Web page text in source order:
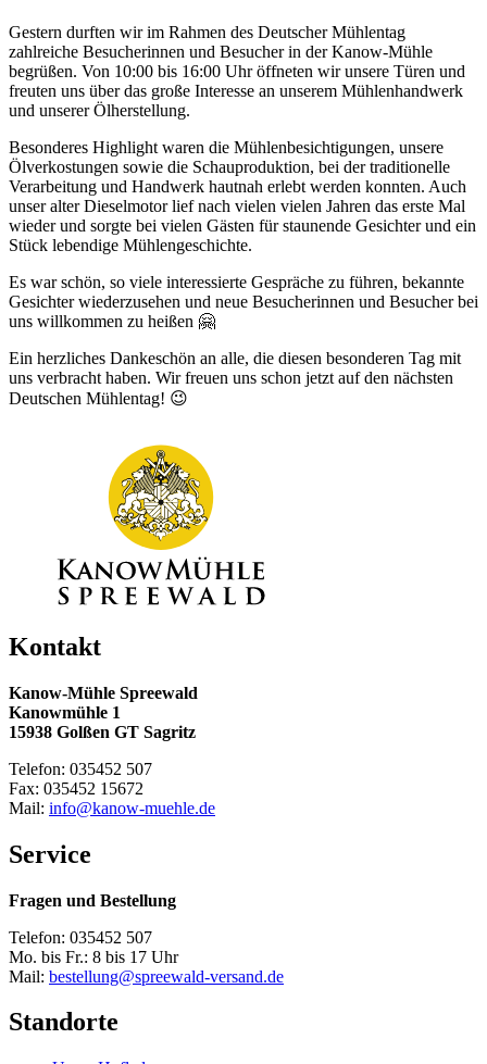
Gestern durften wir im Rahmen des Deutscher Mühlentag
zahlreiche Besucherinnen und Besucher in der Kanow-Mühle
begrüßen. Von 10:00 bis 16:00 Uhr öffneten wir unsere Türen und
freuten uns über das große Interesse an unserem Mühlenhandwerk
und unserer Ölherstellung.
Besonderes Highlight waren die Mühlenbesichtigungen, unsere
Ölverkostungen sowie die Schauproduktion, bei der traditionelle
Verarbeitung und Handwerk hautnah erlebt werden konnten. Auch
unser alter Dieselmotor lief nach vielen vielen Jahren das erste Mal
wieder und sorgte bei vielen Gästen für staunende Gesichter und ein
Stück lebendige Mühlengeschichte.
Es war schön, so viele interessierte Gespräche zu führen, bekannte
Gesichter wiederzusehen und neue Besucherinnen und Besucher bei
uns willkommen zu heißen 🤗
Ein herzliches Dankeschön an alle, die diesen besonderen Tag mit
uns verbracht haben. Wir freuen uns schon jetzt auf den nächsten
Deutschen Mühlentag! 😉
Kontakt
Kanow-Mühle Spreewald
Kanowmühle 1
15938 Golßen GT Sagritz
Telefon: 035452 507
Fax: 035452 15672
Mail: info@kanow-muehle.de
Service
Fragen und Bestellung
Telefon: 035452 507
Mo. bis Fr.: 8 bis 17 Uhr
Mail: bestellung@spreewald-versand.de
Standorte